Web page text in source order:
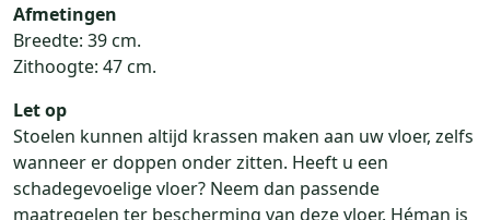
Afmetingen
Breedte: 39 cm.
Zithoogte: 47 cm.
Let op
Stoelen kunnen altijd krassen maken aan uw vloer, zelfs
wanneer er doppen onder zitten. Heeft u een
schadegevoelige vloer? Neem dan passende
maatregelen ter bescherming van deze vloer. Héman is